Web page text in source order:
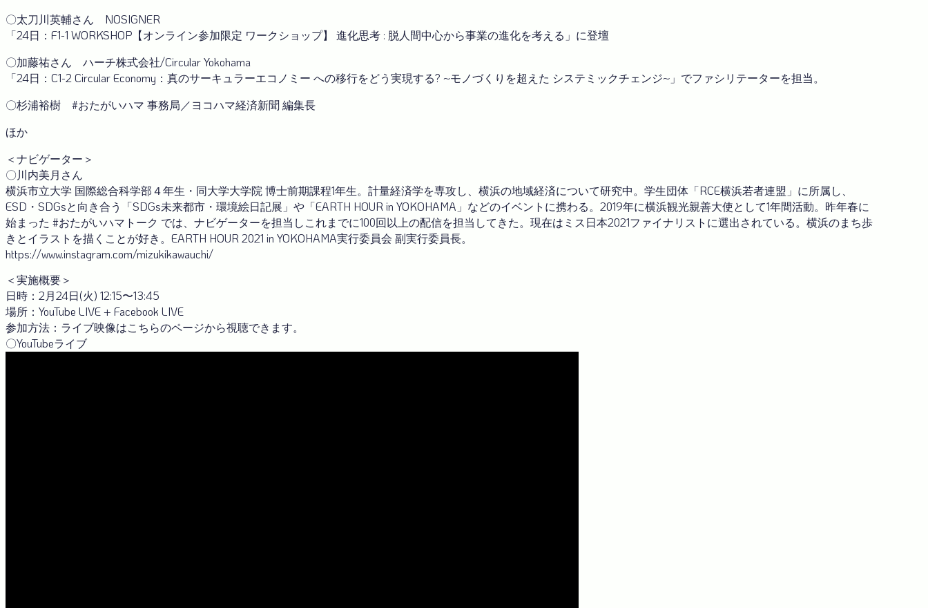
〇太刀川英輔さん NOSIGNER
「24日：F1-1 WORKSHOP【オンライン参加限定 ワークショップ】 進化思考 : 脱人間中心から事業の進化を考える」に登壇
〇加藤祐さん ハーチ株式会社/Circular Yokohama
「24日：C1-2 Circular Economy：真のサーキュラーエコノミー への移行をどう実現する? ~モノづくりを超えた システミックチェンジ~」でファシリテーターを担当。
〇杉浦裕樹 #おたがいハマ 事務局／ヨコハマ経済新聞 編集長
ほか
＜ナビゲーター＞
〇川内美月さん
横浜市立大学 国際総合科学部４年生・同大学大学院 博士前期課程1年生。計量経済学を専攻し、横浜の地域経済について研究中。学生団体「RCE横浜若者連盟」に所属し、
ESD・SDGsと向き合う「SDGs未来都市・環境絵日記展」や「EARTH HOUR in YOKOHAMA」などのイベントに携わる。2019年に横浜観光親善大使として1年間活動。昨年春に
始まった #おたがいハマトーク では、ナビゲーターを担当しこれまでに100回以上の配信を担当してきた。現在はミス日本2021ファイナリストに選出されている。横浜のまち歩
きとイラストを描くことが好き。EARTH HOUR 2021 in YOKOHAMA実行委員会 副実行委員長。
https://www.instagram.com/mizukikawauchi/
＜実施概要＞
日時：2月24日(火) 12:15〜13:45
場所：YouTube LIVE + Facebook LIVE
参加方法：ライブ映像はこちらのページから視聴できます。
〇YouTubeライブ